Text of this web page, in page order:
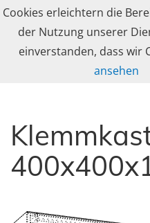
Skip to navigation
Skip to content
caleg group
Produzent und Lösungsanbieter
DE-Serie –
Cookies erleichtern die
der Nutzung unserer
einverstanden, dass wir
ansehen